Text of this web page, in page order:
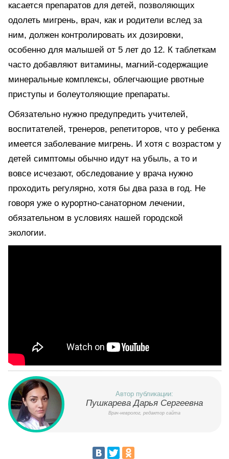
касается препаратов для детей, позволяющих
одолеть мигрень, врач, как и родители вслед за
ним, должен контролировать их дозировки,
особенно для малышей от 5 лет до 12. К таблеткам
часто добавляют витамины, магний-содержащие
минеральные комплексы, облегчающие рвотные
приступы и болеутоляющие препараты.
Обязательно нужно предупредить учителей,
воспитателей, тренеров, репетиторов, что у ребенка
имеется заболевание мигрень. И хотя с возрастом у
детей симптомы обычно идут на убыль, а то и
вовсе исчезают, обследование у врача нужно
проходить регулярно, хотя бы два раза в год. Не
говоря уже о курортно-санаторном лечении,
обязательном в условиях нашей городской
экологии.
Автор публикации:
Пушкарева Дарья Сергеевна
Врач-невролог, редактор сайта